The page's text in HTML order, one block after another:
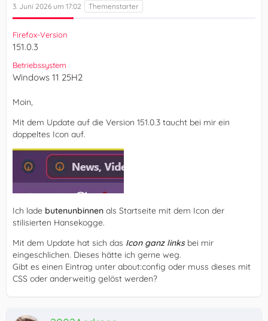
3. Juni 2026 um 17:02
Firefox-Version
151.0.3
Betriebssystem
Windows 11 25H2
Moin,
Mit dem Update auf die Version 151.0.3 taucht bei mir ein
doppeltes Icon auf.
Ich lade butenunbinnen als Startseite mit dem Icon der
stilisierten Hansekogge.
Mit dem Update hat sich das Icon ganz linksbei mir
eingeschlichen. Dieses hätte ich gerne weg.
Gibt es einen Eintrag unter about:config oder muss dieses mit
CSS oder anderweitig gelöst werden?